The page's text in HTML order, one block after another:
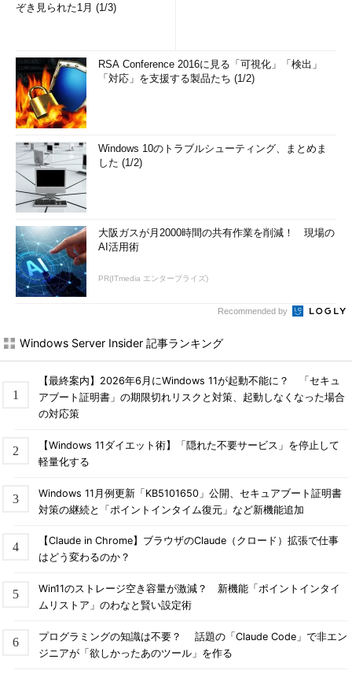
ぞき見られた1月 (1/3)
RSA Conference 2016に見る「可視化」「検出」
「対応」を支援する製品たち (1/2)
Windows 10のトラブルシューティング、まとめま
した (1/2)
大阪ガスが月2000時間の共有作業を削減！ 現場の
AI活用術
PR(ITmedia エンタープライズ)
Recommended by
Windows Server Insider 記事ランキング
【最終案内】2026年6月にWindows 11が起動不能に？ 「セキュ
アブート証明書」の期限切れリスクと対策、起動しなくなった場合
の対応策
【Windows 11ダイエット術】「隠れた不要サービス」を停止して
軽量化する
Windows 11月例更新「KB5101650」公開、セキュアブート証明書
対策の継続と「ポイントインタイム復元」など新機能追加
【Claude in Chrome】ブラウザのClaude（クロード）拡張で仕事
はどう変わるのか？
Win11のストレージ空き容量が激減？ 新機能「ポイントインタイ
ムリストア」のわなと賢い設定術
プログラミングの知識は不要？ 話題の「Claude Code」で非エン
ジニアが「欲しかったあのツール」を作る